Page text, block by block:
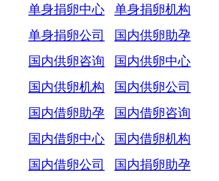
单身捐卵中心
单身捐卵机构
单身捐卵公司
国内供卵助孕
国内供卵咨询
国内供卵中心
国内供卵机构
国内供卵公司
国内借卵助孕
国内借卵咨询
国内借卵中心
国内借卵机构
国内借卵公司
国内捐卵助孕